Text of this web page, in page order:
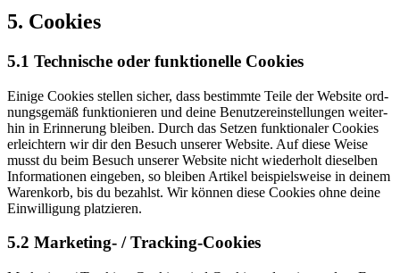
5. Coo­kies
5.1 Tech­ni­sche oder funk­tio­nel­le Cookies
Eini­ge Coo­kies stel­len sicher, dass bestimm­te Tei­le der Web­site ord­
nungs­ge­mäß funk­tio­nie­ren und dei­ne Benut­zer­ein­stel­lun­gen wei­ter­
hin in Erin­ne­rung blei­ben. Durch das Set­zen funk­tio­na­ler Coo­kies
erleich­tern wir dir den Besuch unse­rer Web­site. Auf die­se Wei­se
musst du beim Besuch unse­rer Web­site nicht wie­der­holt die­sel­ben
Infor­ma­tio­nen ein­ge­ben, so blei­ben Arti­kel bei­spiels­wei­se in dei­nem
Waren­korb, bis du bezahlst. Wir kön­nen die­se Coo­kies ohne dei­ne
Ein­wil­li­gung platzieren.
5.2 Mar­ke­ting- / Tracking-Cookies